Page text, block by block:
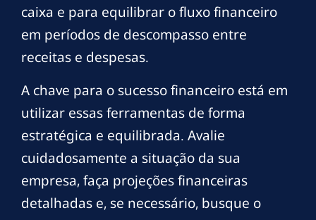
caixa e para equilibrar o fluxo financeiro
em períodos de descompasso entre
receitas e despesas.
A chave para o sucesso financeiro está em
utilizar essas ferramentas de forma
estratégica e equilibrada. Avalie
cuidadosamente a situação da sua
empresa, faça projeções financeiras
detalhadas e, se necessário, busque o